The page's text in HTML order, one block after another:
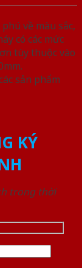
về màu sắc,
có các mức
tùy thuộc vào
sản phẩm
KÝ
trong thời